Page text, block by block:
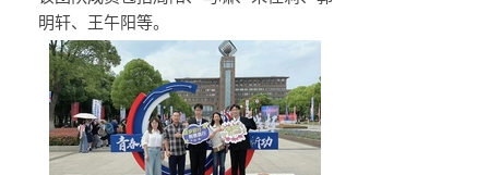
明轩、王午阳等。